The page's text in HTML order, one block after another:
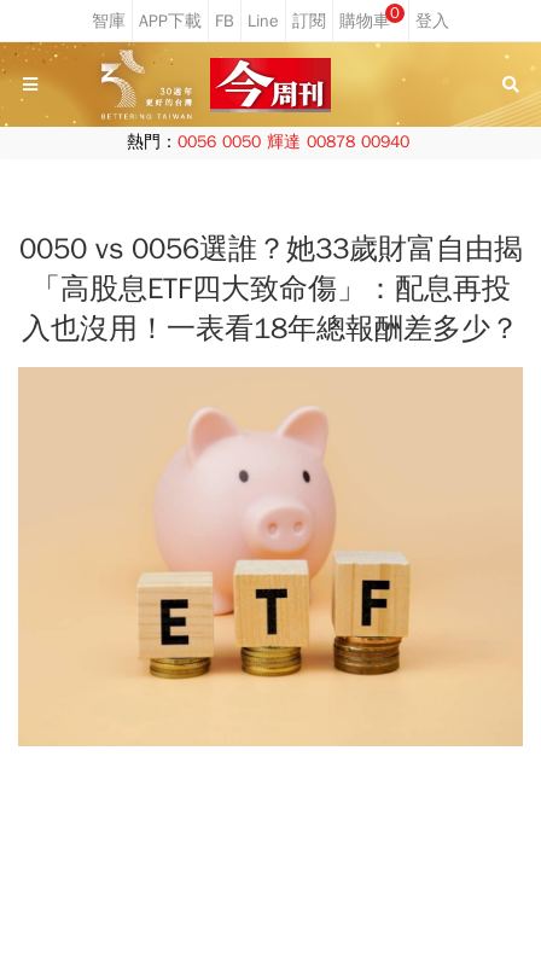
0
熱門： 0056 0050 輝達 00878 00940
0050 vs 0056選誰？她33歲財富自由揭
「高股息ETF四大致命傷」：配息再投
入也沒用！一表看18年總報酬差多少？